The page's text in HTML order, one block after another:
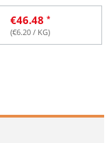
€46.48
(€6.20 / KG)